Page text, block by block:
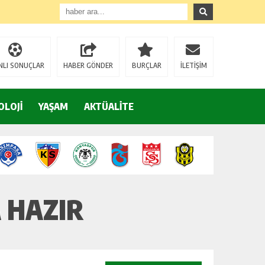
SONUÇLAR HABER GÖNDER BURÇLAR İLETİŞİM
YAŞAM AKTÜALİTE
HAZIR